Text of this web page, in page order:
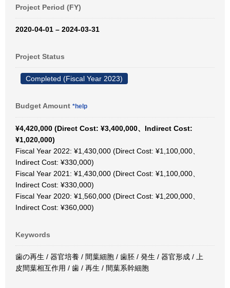
Project Period (FY)
2020-04-01 – 2024-03-31
Project Status
Completed (Fiscal Year 2023)
Budget Amount *help
¥4,420,000 (Direct Cost: ¥3,400,000、Indirect Cost:
¥1,020,000)
Fiscal Year 2022: ¥1,430,000 (Direct Cost: ¥1,100,000、
Indirect Cost: ¥330,000)
Fiscal Year 2021: ¥1,430,000 (Direct Cost: ¥1,100,000、
Indirect Cost: ¥330,000)
Fiscal Year 2020: ¥1,560,000 (Direct Cost: ¥1,200,000、
Indirect Cost: ¥360,000)
Keywords
歯の再生 / 器官培養 / 間葉細胞 / 歯胚 / 発生 / 器官形成 / 上
皮間葉相互作用 / 歯 / 再生 / 間葉系幹細胞